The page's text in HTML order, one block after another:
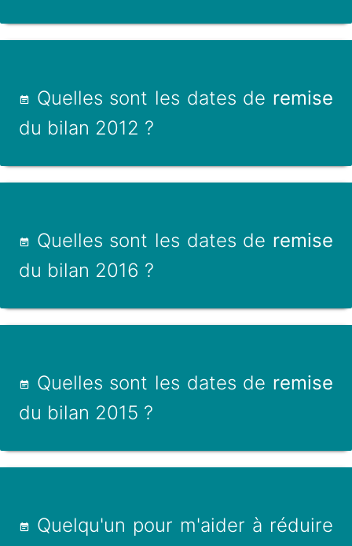
Quelles sont les dates de remise
du bilan 2012 ?
Quelles sont les dates de remise
du bilan 2016 ?
Quelles sont les dates de remise
du bilan 2015 ?
Quelqu'un pour m'aider à réduire